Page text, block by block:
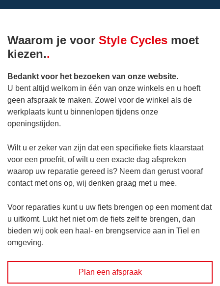
Waarom je voor Style Cycles moet
kiezen.
Bedankt voor het bezoeken van onze website.
U bent altijd welkom in één van onze winkels en u hoeft
geen afspraak te maken. Zowel voor de winkel als de
werkplaats kunt u binnenlopen tijdens onze
openingstijden.
Wilt u er zeker van zijn dat een specifieke fiets klaarstaat
voor een proefrit, of wilt u een exacte dag afspreken
waarop uw reparatie gereed is? Neem dan gerust vooraf
contact met ons op, wij denken graag met u mee.
Voor reparaties kunt u uw fiets brengen op een moment dat
u uitkomt. Lukt het niet om de fiets zelf te brengen, dan
bieden wij ook een haal- en brengservice aan in Tiel en
omgeving.
Plan een afspraak